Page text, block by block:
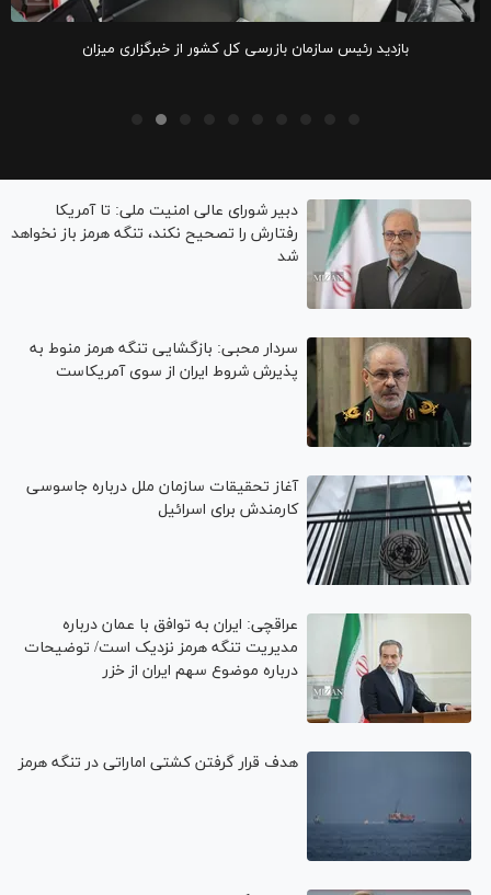
بازدید رئیس سازمان بازرسی کل کشور از خبرگزاری میزان
دبیر شورای عالی امنیت ملی: تا آمریکا
رفتارش را تصحیح نکند، تنگه هرمز باز نخواهد
شد
سردار محبی: بازگشایی تنگه هرمز منوط به
پذیرش شروط ایران از سوی آمریکاست
آغاز تحقیقات سازمان ملل درباره جاسوسی
کارمندش برای اسرائیل
عراقچی: ایران به توافق با عمان درباره
مدیریت تنگه هرمز نزدیک است/ توضیحات
درباره موضوع سهم ایران از خزر
هدف قرار گرفتن کشتی اماراتی در تنگه هرمز